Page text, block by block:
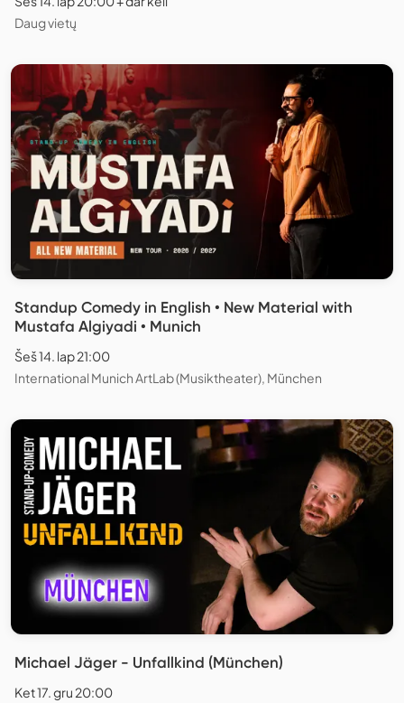
Daug vietų
Standup Comedy in English • New Material with
Mustafa Algiyadi • Munich
Šeš 14. lap 21:00
International Munich ArtLab (Musiktheater), München
Michael Jäger - Unfallkind (München)
Ket 17. gru 20:00